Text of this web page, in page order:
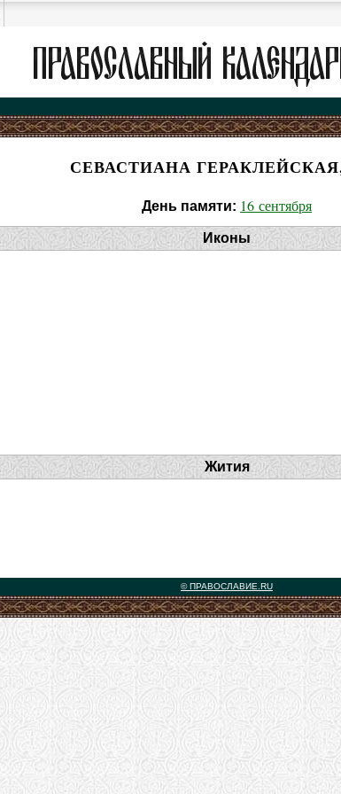
СЕВАСТИАНА
День памяти: 16 сентября
Иконы
Жития
© ПРАВОСЛАВИЕ.RU